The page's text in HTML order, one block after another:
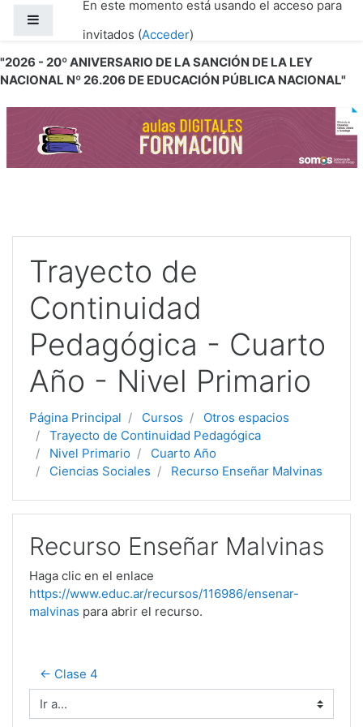
Salta al contenido principal
"2026 - 20º ANIVERSARIO DE LA SANCIÓN DE LA LEY
NACIONAL Nº 26.206 DE EDUCACIÓN PÚBLICA NACIONAL"
En este momento está usando el acceso para
invitados (Acceder)
Trayecto de
Continuidad
Pedagógica - Cuarto
Año - Nivel Primario
Página Principal Cursos
Otros espacios
Trayecto de Continuidad Pedagógica
Nivel Primario
Cuarto Año
Ciencias Sociales
Recurso Enseñar Malvinas
Recurso Enseñar Malvinas
Haga clic en el enlace
https://www.educ.ar/recursos/116986/ensenar-
malvinas para abrir el recurso.
← Clase 4
Ir a...